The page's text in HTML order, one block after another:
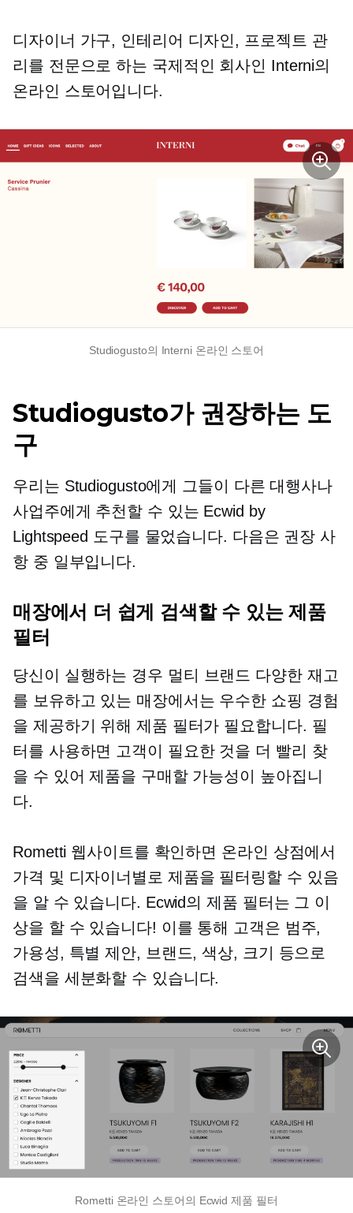
디자이너 가구, 인테리어 디자인, 프로젝트 관
리를 전문으로 하는 국제적인 회사인 Interni의
온라인 스토어입니다.
Studiogusto의 Interni 온라인 스토어
Studiogusto가 권장하는 도
구
우리는 Studiogusto에게 그들이 다른 대행사나
사업주에게 추천할 수 있는 Ecwid by
Lightspeed 도구를 물었습니다. 다음은 권장 사
항 중 일부입니다.
매장에서 더 쉽게 검색할 수 있는 제품
필터
당신이 실행하는 경우 멀티 브랜드 다양한 재고
를 보유하고 있는 매장에서는 우수한 쇼핑 경험
을 제공하기 위해 제품 필터가 필요합니다. 필
터를 사용하면 고객이 필요한 것을 더 빨리 찾
을 수 있어 제품을 구매할 가능성이 높아집니
다.
Rometti 웹사이트를 확인하면 온라인 상점에서
가격 및 디자이너별로 제품을 필터링할 수 있음
을 알 수 있습니다. Ecwid의 제품 필터는 그 이
상을 할 수 있습니다! 이를 통해 고객은 범주,
가용성, 특별 제안, 브랜드, 색상, 크기 등으로
검색을 세분화할 수 있습니다.
Rometti 온라인 스토어의 Ecwid 제품 필터